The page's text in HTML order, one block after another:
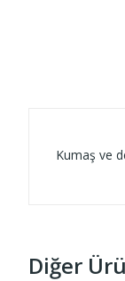
Kumaş ve
Diğer